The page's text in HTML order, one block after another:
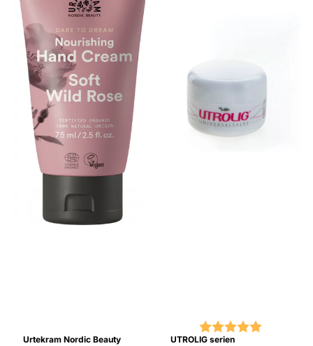
Urtekram Nordic Beauty
Karakter: 5.0 av 5
UTROLIG serien